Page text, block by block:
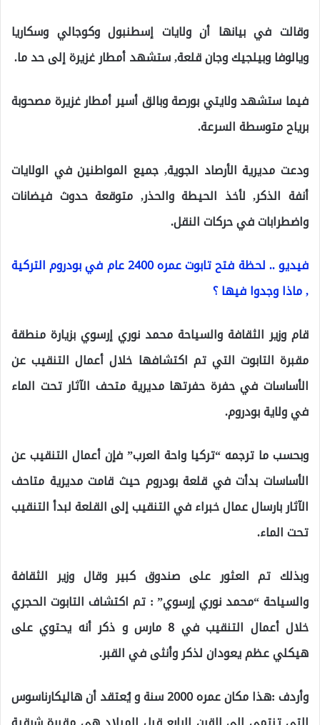
وقالت في بيانها أن ولايات إسطنبول وكوجالي وسكاريا
ويالوفا وبيلجيك وجان قلعة, ستشهد أمطار غزيرة إلى حد ما.
فيما ستشهد ولايتي بورصة وبالق أسير أمطار غزيرة مصحوبة
برياح متوسطة السرعة.
ودعت مديرية الأرصاد الجوية, جميع المواطنين في الولايات
أنفة الذكر, لأخذ الحيطة والحذر, متوقعة حدوث فيضانات
واضطرابات في حركات النقل.
فيديو .. لحظة فتح تابوت عمره 2400 عام في بودروم التركية
, ماذا وجدوا فيها ؟
قام وزير الثقافة والسياحة محمد نوري إرسوي بزيارة منطقة
مقبرة التابوت التي تم اكتشافها خلال أعمال التنقيب عن
الأساسات في حفرة حفرتها مديرية متحف الآثار تحت الماء
في ولاية بودروم.
وبحسب ما ترجمه “تركيا واحة العرب” فإن أعمال التنقيب عن
الأساسات بدأت في قلعة بودروم حيث قامت مديرية متاحف
الآثار بارسال عمال خبراء في التنقيب إلى القلعة لبدأ التنقيب
تحت الماء.
وبذلك تم العثور على صندوق كبير وقال وزير الثقافة
والسياحة “محمد نوري إرسوي” : تم اكتشاف التابوت الحجري
خلال أعمال التنقيب في 8 مارس و ذكر أنه يحتوي على
هيكلي عظم يعودان لذكر وأنثى في القبر.
وأردف :هذا مكان عمره 2000 سنة و يُعتقد أن هاليكارناسوس